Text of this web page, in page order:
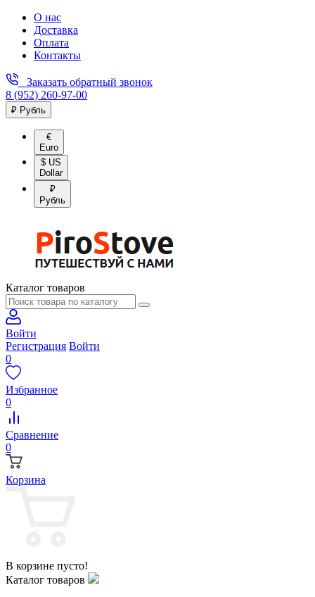
О нас
Доставка
Оплата
Контакты
Заказать обратный звонок
8 (952) 260-97-00
₽ Рубль
€
Euro
$ US
Dollar
₽
Рубль
Каталог товаров
Войти
Регистрация Войти
0
Избранное
0
Сравнение
0
Корзина
В корзине пусто!
Каталог товаров